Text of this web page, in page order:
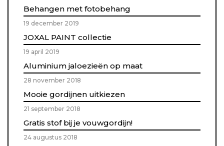
Behangen met fotobehang
19 december 2019
JOXAL PAINT collectie
19 april 2019
Aluminium jaloezieën op maat
28 november 2018
Mooie gordijnen uitkiezen
21 september 2018
Gratis stof bij je vouwgordijn!
24 augustus 2018